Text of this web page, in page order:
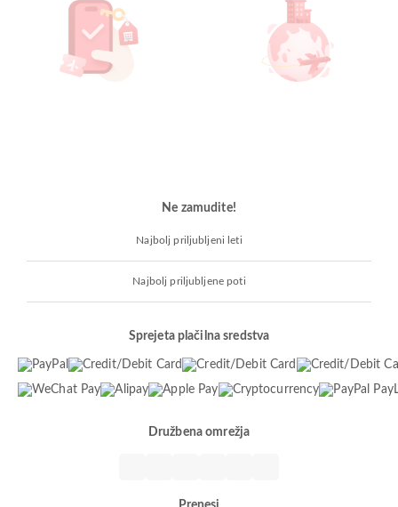
Ne zamudite!
Najbolj priljubljeni leti
Najbolj priljubljene poti
Sprejeta plačilna sredstva
Družbena omrežja